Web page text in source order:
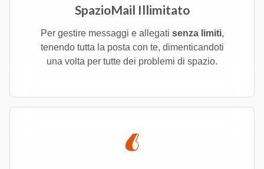
SpazioMail Illimitato
Per gestire messaggi e allegati senza limiti,
tenendo tutta la posta con te, dimenticandoti
una volta per tutte dei problemi di spazio.